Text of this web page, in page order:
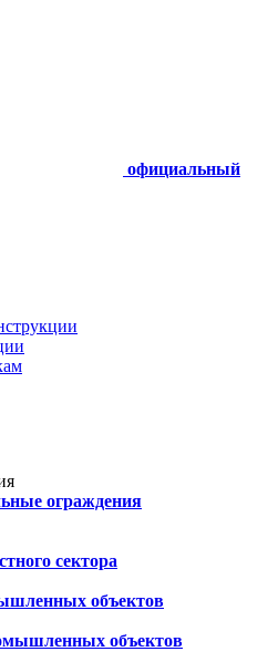
официальный
ограждения
сектора
объектов
объектов